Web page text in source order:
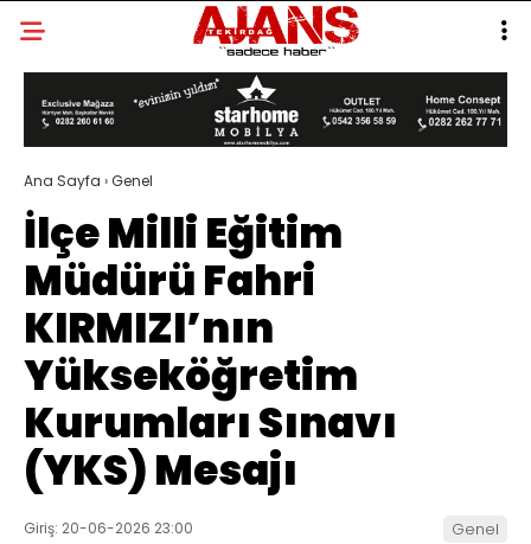
Ana Sayfa ›Genel
İlçe Milli Eğitim
Müdürü Fahri
KIRMIZI’nın
Yükseköğretim
Kurumları Sınavı
(YKS) Mesajı
Giriş: 20-06-2026 23:00 Genel